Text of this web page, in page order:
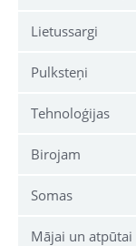
Lietussargi
Pulksteņi
Tehnoloģijas
Birojam
Somas
Mājai un atpūtai